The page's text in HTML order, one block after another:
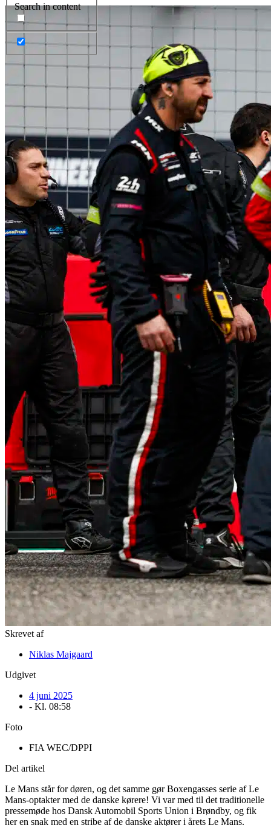
Search in content
Skrevet af
Niklas Majgaard
Udgivet
4 juni 2025
- Kl. 08:58
Foto
FIA WEC/DPPI
Del artikel
Le Mans står for døren, og det samme gør Boxengasses serie af Le
Mans-optakter med de danske kørere! Vi var med til det traditionelle
pressemøde hos Dansk Automobil Sports Union i Brøndby, og fik
her en snak med en stribe af de danske aktører i årets Le Mans.